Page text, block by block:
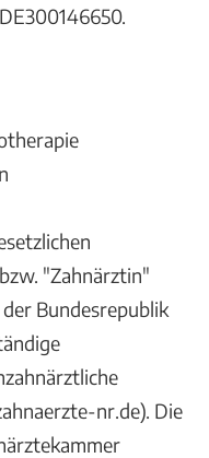
"Zahnärztin"
Bundesrepublik
nr.de). Die